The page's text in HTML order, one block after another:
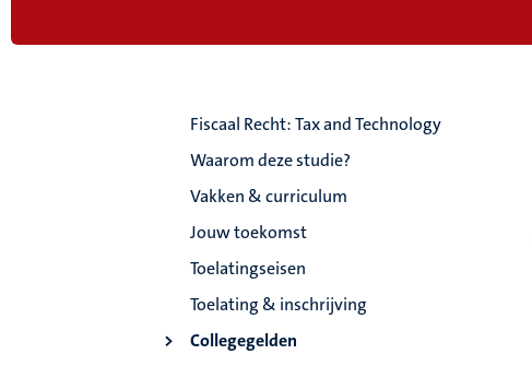
Fiscaal Recht: Tax and Technology
Waarom deze studie?
Vakken & curriculum
Jouw toekomst
Toelatingseisen
Toelating & inschrijving
Collegegelden